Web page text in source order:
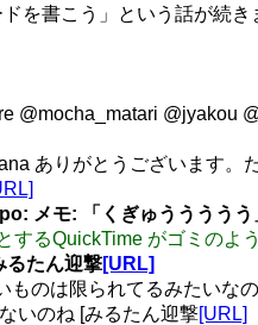
を書こう」という話が続き
@mocha_matari @jyakou
ありがとうございます。
メモ: 「くぎゅううううう
するQuickTime がゴミのよ
るたん迎撃[URL]
ものは限られてるみたいな
いのね [みるたん迎撃[URL]